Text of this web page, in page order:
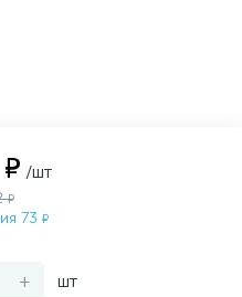
₽ /шт
₽
73 ₽
+ шт